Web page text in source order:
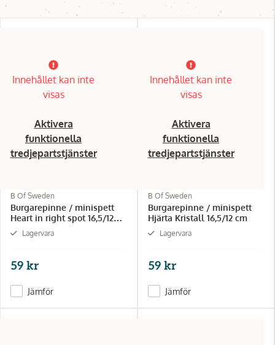
Innehållet kan inte
visas
Aktivera
funktionella
tredjepartstjänster
B Of Sweden
Burgarepinne / minispett
Heart in right spot 16,5/12
Lagervara
59 kr
Jämför
Innehållet kan inte
visas
Aktivera
funktionella
tredjepartstjänster
B Of Sweden
Burgarepinne / minispett
Hjärta Kristall 16,5/12 cm
Lagervara
59 kr
Jämför